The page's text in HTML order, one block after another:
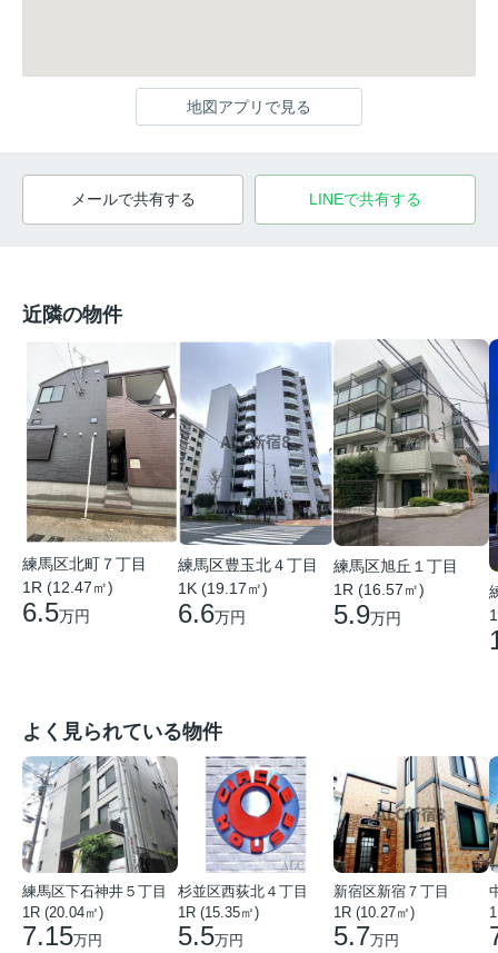
地図アプリで見る
メールで共有する LINEで共有する
近隣の物件
練馬区北町７丁目
1R (12.47㎡)
6.5万円
練馬区豊玉北４丁目
1K (19.17㎡)
6.6万円
練馬区旭丘１丁目
1R (16.57㎡)
5.9万円
よく見られている物件
練馬区下石神井５丁目
1R (20.04㎡)
7.15万円
杉並区西荻北４丁目
1R (15.35㎡)
5.5万円
新宿区新宿７丁目
1R (10.27㎡)
5.7万円